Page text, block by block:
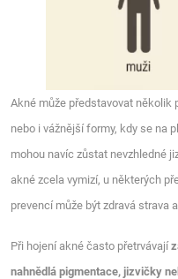
Akné může představovat několik
nebo i vážnější formy, kdy se na
mohou navíc zůstat nevzhledné
akné zcela vymizí, u některých
prevencí může být zdravá strava
Při hojení akné často přetrvávají
nahnědlá pigmentace, jizvičky